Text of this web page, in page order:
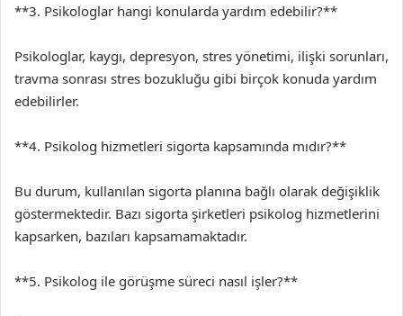
**3. Psikologlar hangi konularda yardım edebilir?**
Psikologlar, kaygı, depresyon, stres yönetimi, ilişki sorunları,
travma sonrası stres bozukluğu gibi birçok konuda yardım
edebilirler.
**4. Psikolog hizmetleri sigorta kapsamında mıdır?**
Bu durum, kullanılan sigorta planına bağlı olarak değişiklik
göstermektedir. Bazı sigorta şirketleri psikolog hizmetlerini
kapsarken, bazıları kapsamamaktadır.
**5. Psikolog ile görüşme süreci nasıl işler?**